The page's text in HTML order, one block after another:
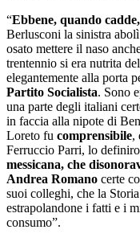
“Ebbene, quando
Berlusconi la sinistra
osato mettere il naso
trentennio si era nutrita
elegantemente alla porta
Partito Socialista. Sono
una parte degli italiani
in faccia alla nipote di
Loreto fu comprensibile,
Ferruccio Parri, lo
messicana, che
Andrea Romano certe
suoi colleghi, che la
estrapolandone i fatti e i
consumo”.